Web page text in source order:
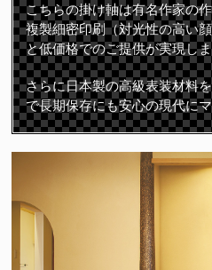
こちらの掛け軸は有名作家の
複製細密印刷（対光性の高い
と低価格でのご提供が実現し
さらに日本製の高級表装材料
で長期保存にも安心の現代に